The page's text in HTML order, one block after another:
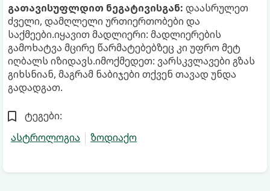
გათავისუფლდით ნეგატივისგან: დაასრულეთ
ძველი, დამღლელი ურთიერთობები და
საქმეები.იყავით მადლიერი: მადლიერების
გამოხატვა მცირე წარმატებებზეც კი უფრო მეტ
იღბალს იზიდავს.იმოქმედეთ: ვარსკვლავები გზას
გიხსნიან, მაგრამ ნაბიჯები თქვენ თავად უნდა
გადადგათ.
ტეგები:
ასტროლოგია
ზოდიაქო